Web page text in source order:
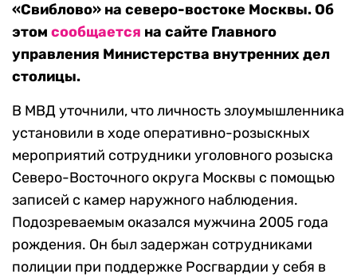
«Свиблово» на северо-востоке Москвы. Об
этом сообщается на сайте Главного
управления Министерства внутренних дел
столицы.
В МВД уточнили, что личность злоумышленника
установили в ходе оперативно-розыскных
мероприятий сотрудники уголовного розыска
Северо-Восточного округа Москвы с помощью
записей с камер наружного наблюдения.
Подозреваемым оказался мужчина 2005 года
рождения. Он был задержан сотрудниками
полиции при поддержке Росгвардии у себя в